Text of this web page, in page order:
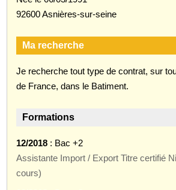
92600 Asnières-sur-seine
Ma recherche
Je recherche tout type de contrat, sur
de France, dans le Batiment.
Formations
12/2018 : Bac +2
Assistante Import / Export Titre certifié
cours)